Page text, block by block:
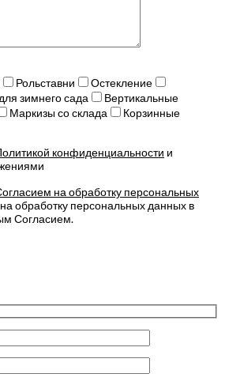
Рольставни
Остекление
зимнего сада
Вертикальные
Маркизы со склада
Корзинные
конфиденциальности и
на обработку персональных
обработку персональных данных в
Согласием.